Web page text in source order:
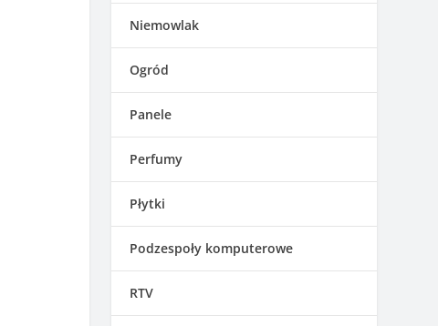
Niemowlak
Ogród
Panele
Perfumy
Płytki
Podzespoły komputerowe
RTV